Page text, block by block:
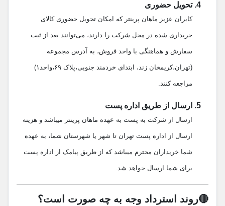
تحویل حضوری
کابران عزیز ماهان پرینتر که امکان تحویل حضوری کالای
خریداری شده در محل شرکت را دارند، می‌توانند بعد از ثبت
سفارش و هماهنگی با واحد فروش، به آدرس مجموعه
(تهران،کریمخان زند، ابتدای خردمند جنوبی،پلاک ۶۹،واحد۱)
مراجعه کنند.
ارسال از طریق اداره پست
ارسال از شرکت به پست به عهده ماهان پرینتر میباشد و هزینه
ارسال از اداره پست تهران تا شهر یا شهرستان شما، به عهده
شما خریداران محترم میباشد که از طریق پیامک از اداره پست
برای شما ارسال خواهد شد.
🔴روند استرداد وجه به چه صورت است؟